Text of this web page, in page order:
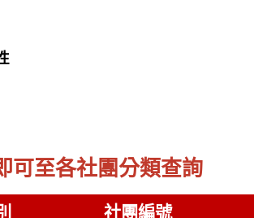
可至各社團分類查詢
社團編號